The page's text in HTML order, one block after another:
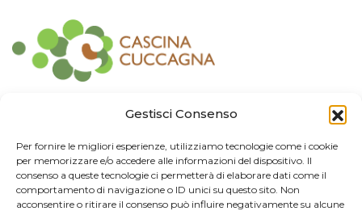
Gestisci Consenso
Per fornire le migliori esperienze, utilizziamo tecnologie come i cookie
per memorizzare e/o accedere alle informazioni del dispositivo. Il
consenso a queste tecnologie ci permetterà di elaborare dati come il
comportamento di navigazione o ID unici su questo sito. Non
acconsentire o ritirare il consenso può influire negativamente su alcune
Impresa Sociale
Via Cuccagna 2/4 - 20135 Milano - tel. 02.83421007
CF97426130155 -P. IVA06232010964 -REA MI-2522352 -RUNTS25837
21/03/2022
cuccagna@arubapec.it - info@cuccagna.org